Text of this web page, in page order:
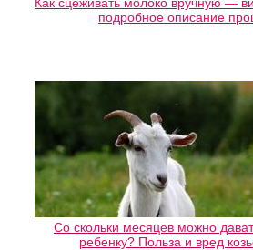
подробное описание
Со скольки месяцев можно
ребенку? Польза и вред